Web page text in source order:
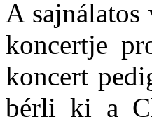
A sajnálatos
koncertje
koncert
bérli ki a